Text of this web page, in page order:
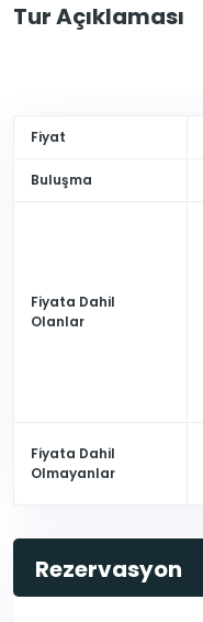
Tur Açıklaması
Fiyat
Buluşma
Fiyata Dahil
Olanlar
Fiyata Dahil
Olmayanlar
Rezervasyon